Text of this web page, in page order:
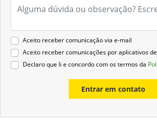
Aceito receber comunicação via e-mail
Aceito receber comunicações por aplicativos
Declaro que li e concordo com os termos da
Entrar em contato